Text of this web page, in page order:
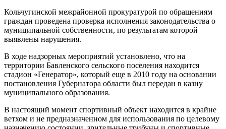
Кольчугинской межрайонной прокуратурой по обращениям
граждан проведена проверка исполнения законодательства о
муниципальной собственности, по результатам которой
выявлены нарушения.
В ходе надзорных мероприятий установлено, что на
территории Бавленского сельского поселения находится
стадион «Генератор», который еще в 2010 году на основании
постановления Губернатора области был передан в казну
муниципального образования.
В настоящий момент спортивный объект находится в крайне
ветхом и не предназначенном для использования по целевому